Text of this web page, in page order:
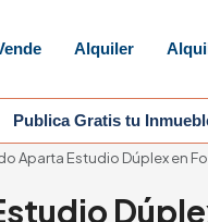
Alquiler
Publica Gratis tu
Aparta Estudio Dúplex en